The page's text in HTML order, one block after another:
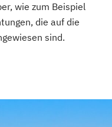
in der
wie zum Beispiel
die auf die
sind.